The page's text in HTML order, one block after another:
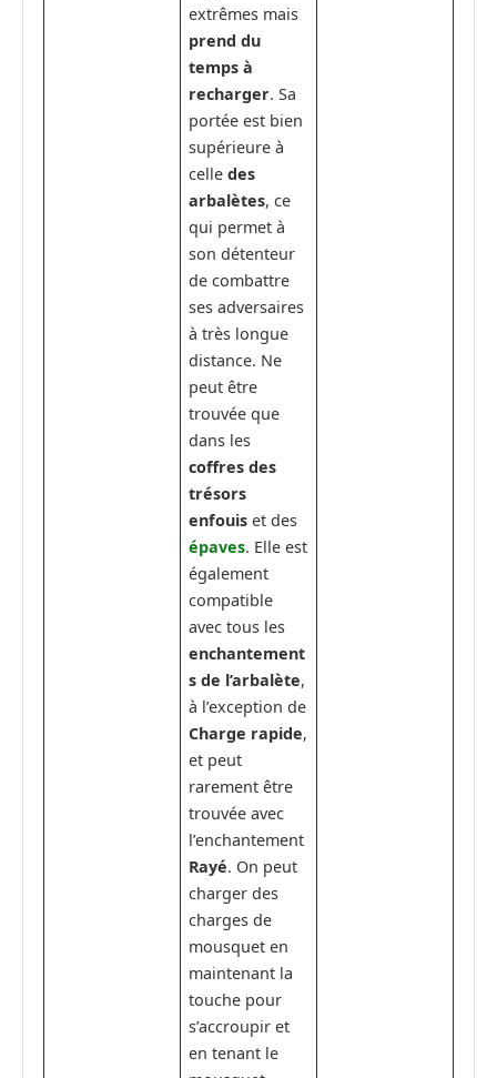
extrêmes mais
prend du
temps à
recharger. Sa
portée est bien
supérieure à
celledes
arbalètes, ce
qui permet à
son détenteur
de combattre
ses adversaires
à très longue
distance. Ne
peut être
trouvée que
dans les
coffres des
trésors
enfouis et des
épaves. Elle est
également
compatible
avec tous les
enchantement
s de l’arbalète,
à l’exception de
Charge rapide,
et peut
rarement être
trouvée avec
l’enchantement
Rayé. On peut
charger des
charges de
mousquet en
maintenant la
touche pour
s’accroupir et
en tenant le